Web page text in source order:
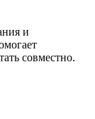
и
совместно.